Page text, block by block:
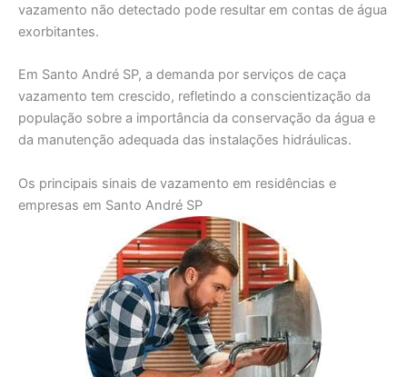
vazamento não detectado pode resultar em contas de água
exorbitantes.
Em Santo André SP, a demanda por serviços de caça
vazamento tem crescido, refletindo a conscientização da
população sobre a importância da conservação da água e
da manutenção adequada das instalações hidráulicas.
Os principais sinais de vazamento em residências e
empresas em Santo André SP